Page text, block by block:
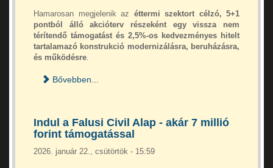
Hamarosan megjelenik az éttermi szektort célzó, 5+1
pontból álló akcióterv részeként egy vissza nem
térítendő támogatást és 2,5%-os kedvezményes hitelt
tartalamazó konstrukció modernizálásra, beruházásra,
és működésre.
Bővebben...
Indul a Falusi Civil Alap - akár 7 millió
forint támogatással
2026. január 22., csütörtök - 15:59